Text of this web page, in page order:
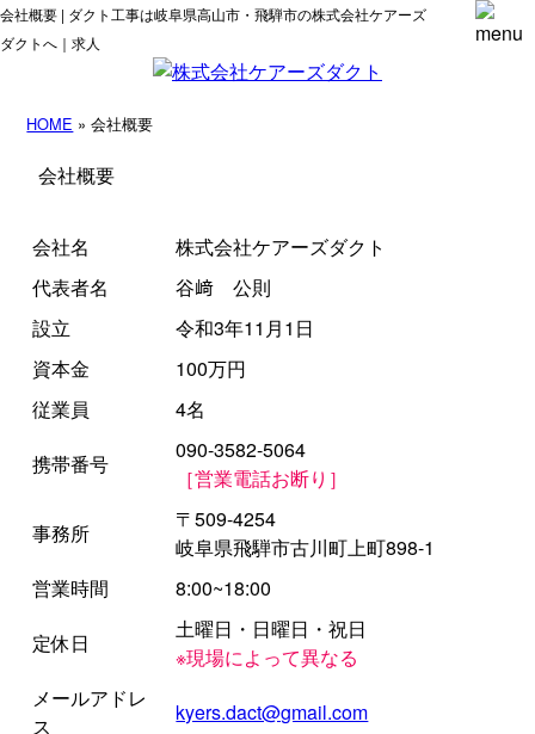
会社概要 | ダクト工事は岐阜県高山市・飛騨市の株式会社ケアーズ
ダクトへ｜求人
HOME » 会社概要
会社概要
会社名
株式会社ケアーズダクト
代表者名
谷﨑 公則
設立
令和3年11月1日
資本金
100万円
従業員
4名
携帯番号
090-3582-5064
［営業電話お断り］
事務所
〒509-4254
岐阜県飛騨市古川町上町898-1
営業時間
8:00~18:00
定休日
土曜日・日曜日・祝日
※現場によって異なる
メールアドレ
ス
kyers.dact@gmail.com